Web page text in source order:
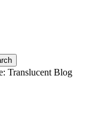
Translucent Blog